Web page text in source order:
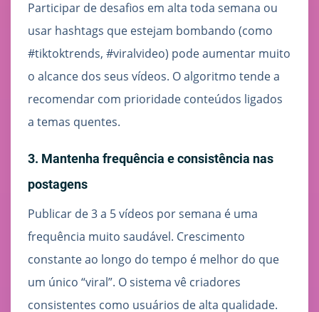
Participar de desafios em alta toda semana ou
usar hashtags que estejam bombando (como
#tiktoktrends, #viralvideo) pode aumentar muito
o alcance dos seus vídeos. O algoritmo tende a
recomendar com prioridade conteúdos ligados
a temas quentes.
3. Mantenha frequência e consistência nas
postagens
Publicar de 3 a 5 vídeos por semana é uma
frequência muito saudável. Crescimento
constante ao longo do tempo é melhor do que
um único “viral”. O sistema vê criadores
consistentes como usuários de alta qualidade.